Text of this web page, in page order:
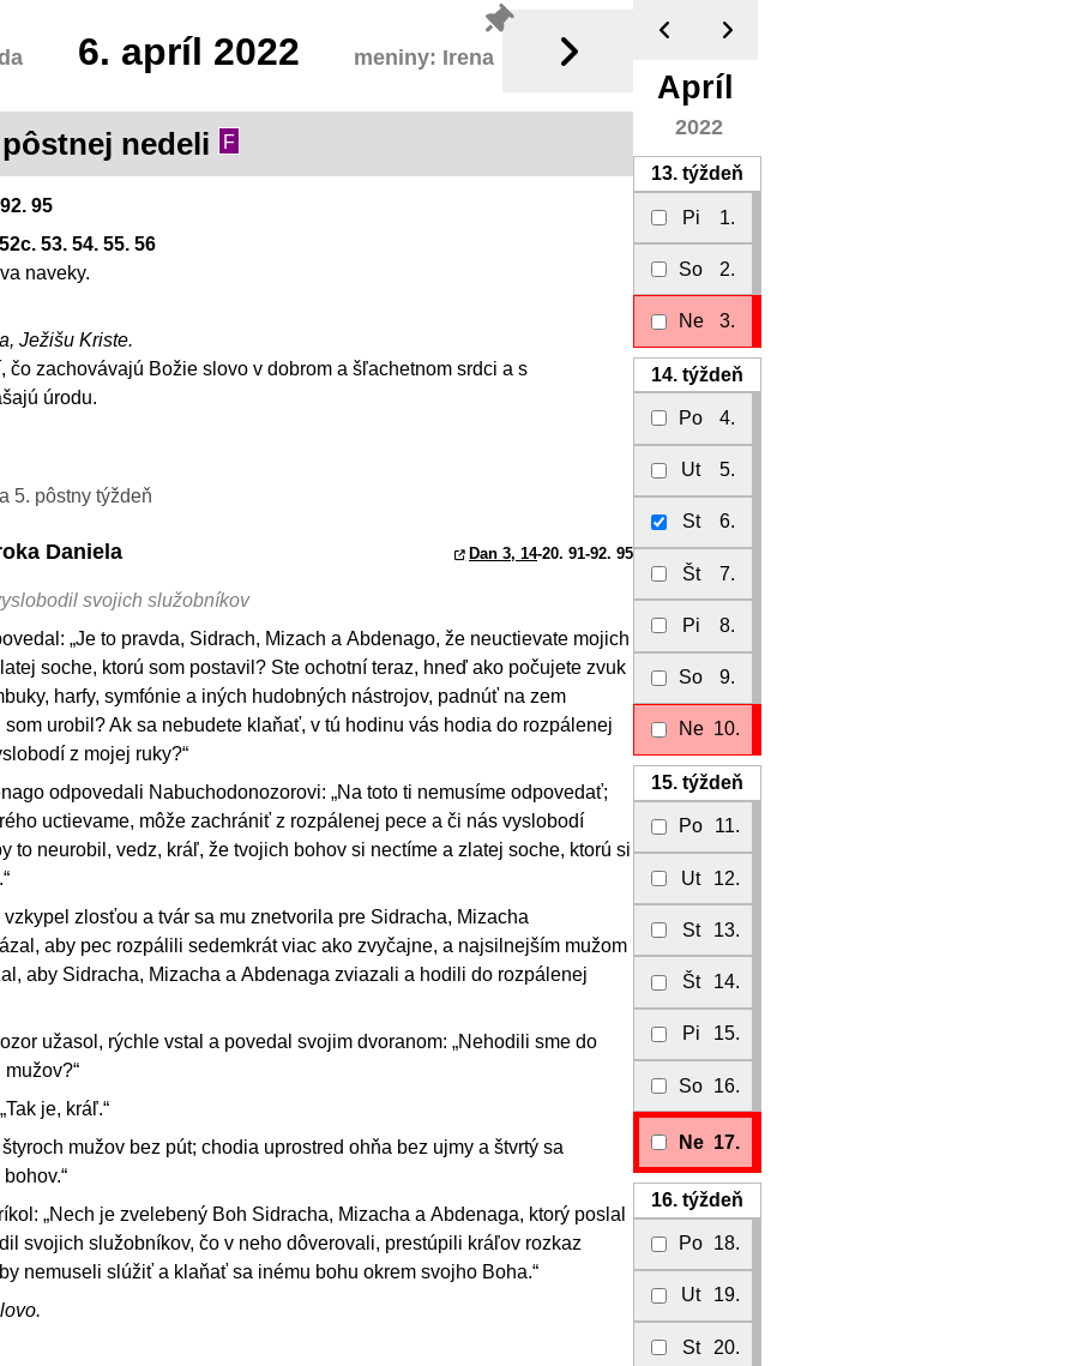
6. apríl 2022 meniny: Irena
nedeli F
95
53. 54. 55. 56
naveky.
Ježišu Kriste.
čo zachovávajú Božie slovo v dobrom a šľachetnom srdci a s
úrodu.
5. pôstny týždeň
Daniela Dan 3, 14-20. 91-92. 95
svojich služobníkov
„Je to pravda, Sidrach, Mizach a Abdenago, že neuctievate mojich
soche, ktorú som postavil? Ste ochotní teraz, hneď ako počujete zvuk
harfy, symfónie a iných hudobných nástrojov, padnúť na zem
urobil? Ak sa nebudete klaňať, v tú hodinu vás hodia do rozpálenej
z mojej ruky?“
odpovedali Nabuchodonozorovi: „Na toto ti nemusíme odpovedať;
uctievame, môže zachrániť z rozpálenej pece a či nás vyslobodí
to neurobil, vedz, kráľ, že tvojich bohov si nectíme a zlatej soche, ktorú si
zlosťou a tvár sa mu znetvorila pre Sidracha, Mizacha
aby pec rozpálili sedemkrát viac ako zvyčajne, a najsilnejším mužom
aby Sidracha, Mizacha a Abdenaga zviazali a hodili do rozpálenej
užasol, rýchle vstal a povedal svojim dvoranom: „Nehodili sme do
je, kráľ.“
mužov bez pút; chodia uprostred ohňa bez ujmy a štvrtý sa
„Nech je zvelebený Boh Sidracha, Mizacha a Abdenaga, ktorý poslal
svojich služobníkov, čo v neho dôverovali, prestúpili kráľov rozkaz
nemuseli slúžiť a klaňať sa inému bohu okrem svojho Boha.“
Apríl
2022
13. týždeň
Pi 1.
So 2.
Ne 3.
14. týždeň
Po 4.
Ut 5.
St 6.
Št 7.
Pi 8.
So 9.
Ne 10.
15. týždeň
Po 11.
Ut 12.
St 13.
Št 14.
Pi 15.
So 16.
Ne 17.
16. týždeň
Po 18.
Ut 19.
St 20.